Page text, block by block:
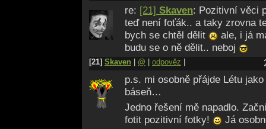
re: [21] Skaven: Pozitivní věci
teď není foťák.. a taky zrovna
bych se chtěl dělit
ale, i já
budu se o ně dělit.. neboj
[21] Skaven @ odpověz
p.s. mi osobně přájde Létu
báseň…
Jedno řešení mě napadlo.
fotit pozitivní fotky!
Já